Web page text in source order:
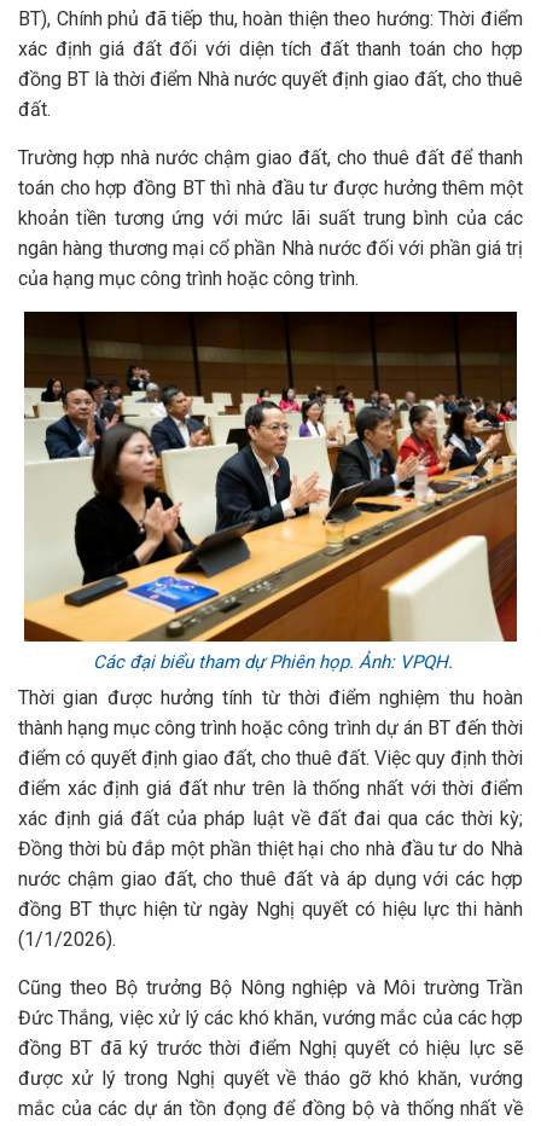
BT), Chính phủ đã tiếp thu, hoàn thiện theo hướng: Thời điểm
xác định giá đất đối với diện tích đất thanh toán cho hợp
đồng BT là thời điểm Nhà nước quyết định giao đất, cho thuê
đất.
Trường hợp nhà nước chậm giao đất, cho thuê đất để thanh
toán cho hợp đồng BT thì nhà đầu tư được hưởng thêm một
khoản tiền tương ứng với mức lãi suất trung bình của các
ngân hàng thương mại cổ phần Nhà nước đối với phần giá trị
của hạng mục công trình hoặc công trình.
Các đại biểu tham dự Phiên họp. Ảnh: VPQH.
Thời gian được hưởng tính từ thời điểm nghiệm thu hoàn
thành hạng mục công trình hoặc công trình dự án BT đến thời
điểm có quyết định giao đất, cho thuê đất. Việc quy định thời
điểm xác định giá đất như trên là thống nhất với thời điểm
xác định giá đất của pháp luật về đất đai qua các thời kỳ;
Đồng thời bù đắp một phần thiệt hại cho nhà đầu tư do Nhà
nước chậm giao đất, cho thuê đất và áp dụng với các hợp
đồng BT thực hiện từ ngày Nghị quyết có hiệu lực thi hành
(1/1/2026).
Cũng theo Bộ trưởng Bộ Nông nghiệp và Môi trường Trần
Đức Thắng, việc xử lý các khó khăn, vướng mắc của các hợp
đồng BT đã ký trước thời điểm Nghị quyết có hiệu lực sẽ
được xử lý trong Nghị quyết về tháo gỡ khó khăn, vướng
mắc của các dự án tồn đọng để đồng bộ và thống nhất về